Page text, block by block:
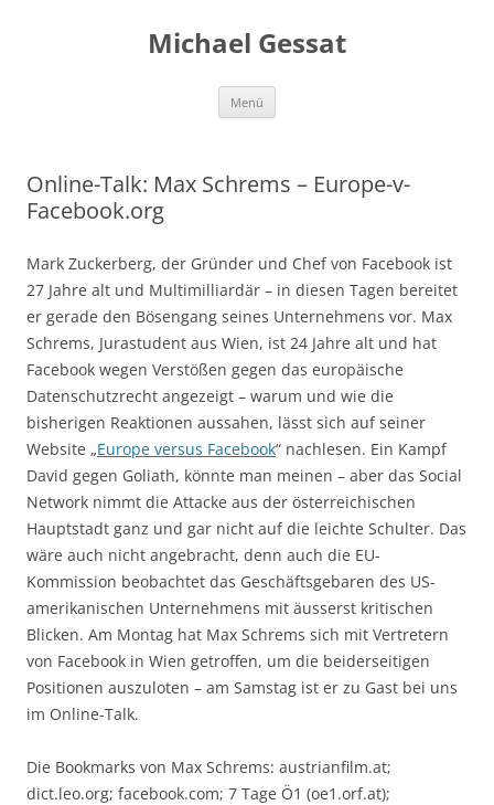
Michael Gessat
Menü
Online-Talk: Max Schrems – Europe-v-
Facebook.org
Mark Zuckerberg, der Gründer und Chef von Facebook ist
27 Jahre alt und Multimilliardär – in diesen Tagen bereitet
er gerade den Bösengang seines Unternehmens vor. Max
Schrems, Jurastudent aus Wien, ist 24 Jahre alt und hat
Facebook wegen Verstößen gegen das europäische
Datenschutzrecht angezeigt – warum und wie die
bisherigen Reaktionen aussahen, lässt sich auf seiner
Website „Europe versus Facebook“ nachlesen. Ein Kampf
David gegen Goliath, könnte man meinen – aber das Social
Network nimmt die Attacke aus der österreichischen
Hauptstadt ganz und gar nicht auf die leichte Schulter. Das
wäre auch nicht angebracht, denn auch die EU-
Kommission beobachtet das Geschäftsgebaren des US-
amerikanischen Unternehmens mit äusserst kritischen
Blicken. Am Montag hat Max Schrems sich mit Vertretern
von Facebook in Wien getroffen, um die beiderseitigen
Positionen auszuloten – am Samstag ist er zu Gast bei uns
im Online-Talk.
Die Bookmarks von Max Schrems: austrianfilm.at;
dict.leo.org; facebook.com; 7 Tage Ö1 (oe1.orf.at);